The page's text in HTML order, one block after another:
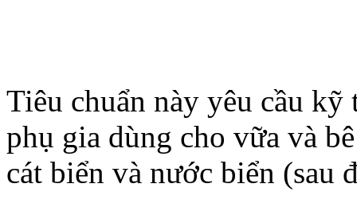
Tiêu chuẩn này yêu cầu
phụ gia dùng cho vữa và
cát biển và nước biển (sau